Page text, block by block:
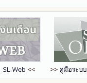
Web << >> คู่มือระบบ